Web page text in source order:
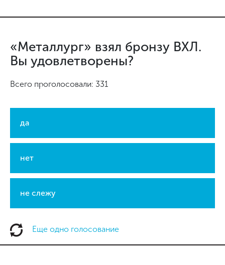
«Металлург» взял бронзу ВХЛ.
Вы удовлетворены?
Всего проголосовали: 331
да
нет
не слежу
Еще одно голосование